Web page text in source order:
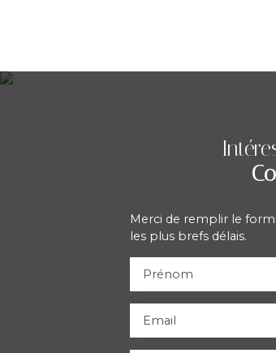
Merci de remplir le
les plus brefs délais.
Prénom
Email